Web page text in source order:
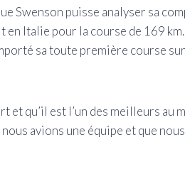
Swenson puisse analyser sa
en Italie pour la course de 169
sa toute première course
et qu’il est l’un des meilleurs au
avions une équipe et que